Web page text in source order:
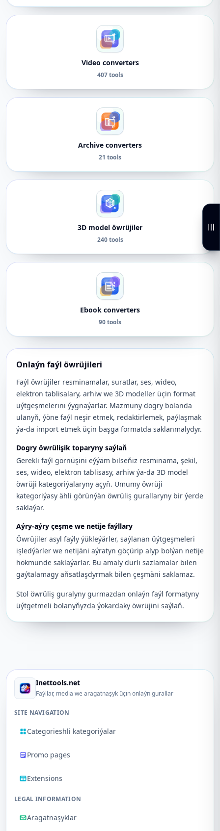
Video converters
407 tools
Archive converters
21 tools
3D model öwrüjiler
240 tools
Ebook converters
90 tools
Onlaýn faýl öwrüjileri
Faýl öwrüjiler resminamalar, suratlar, ses, wideo,
elektron tablisalary, arhiw we 3D modeller üçin format
üýtgeşmelerini ýygnaýarlar. Mazmuny dogry bolanda
ulanyň, ýöne faýl neşir etmek, redaktirlemek, paýlaşmak
ýa-da import etmek üçin başga formatda saklanmalydyr.
Dogry öwrülişik toparyny saýlaň
Gerekli faýl görnüşini eýýäm bilseňiz resminama, şekil,
ses, wideo, elektron tablisasy, arhiw ýa-da 3D model
öwrüji kategoriýalaryny açyň. Umumy öwrüji
kategoriýasy ähli görünýän öwrüliş gurallaryny bir ýerde
saklaýar.
Aýry-aýry çeşme we netije faýllary
Öwrüjiler asyl faýly ýükleýärler, saýlanan üýtgeşmeleri
işledýärler we netijäni aýratyn göçürip alyp bolýan netije
hökmünde saklaýarlar. Bu amaly dürli sazlamalar bilen
gaýtalamagy aňsatlaşdyrmak bilen çeşmäni saklamaz.
Stol öwrüliş guralyny gurmazdan onlaýn faýl formatyny
üýtgetmeli bolanyňyzda ýokardaky öwrüjini saýlaň.
Inettools.net
Faýllar, media we aragatnaşyk üçin onlaýn gurallar
SITE NAVIGATION
Categorieshli kategoriýalar
Promo pages
Extensions
LEGAL INFORMATION
Aragatnaşyklar